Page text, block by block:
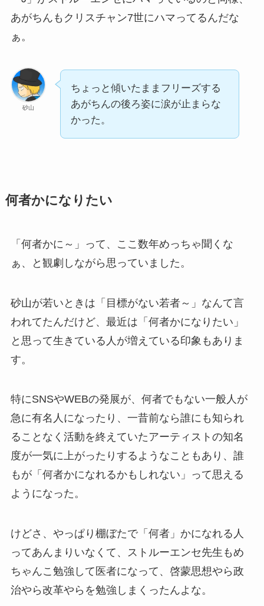
あがちんもクリスチャン7世にハマってるんだな
ぁ。
砂山
ちょっと傾いたままフリーズする
あがちんの後ろ姿に涙が止まらな
かった。
何者かになりたい
「何者かに～」って、ここ数年めっちゃ聞くな
ぁ、と観劇しながら思っていました。
砂山が若いときは「目標がない若者～」なんて言
われてたんだけど、最近は「何者かになりたい」
と思って生きている人が増えている印象もありま
す。
特にSNSやWEBの発展が、何者でもない一般人が
急に有名人になったり、一昔前なら誰にも知られ
ることなく活動を終えていたアーティストの知名
度が一気に上がったりするようなこともあり、誰
もが「何者かになれるかもしれない」って思える
ようになった。
けどさ、やっぱり棚ぼたで「何者」かになれる人
ってあんまりいなくて、ストルーエンセ先生もめ
ちゃんこ勉強して医者になって、啓蒙思想やら政
治やら改革やらを勉強しまくったんよな。